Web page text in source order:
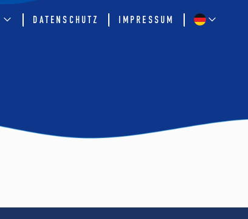
DATENSCHUTZ IMPRESSUM